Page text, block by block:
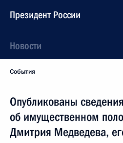
Президент России
Новости
События
Опубликованы сведения
об имущественном
Дмитрия Медведева,